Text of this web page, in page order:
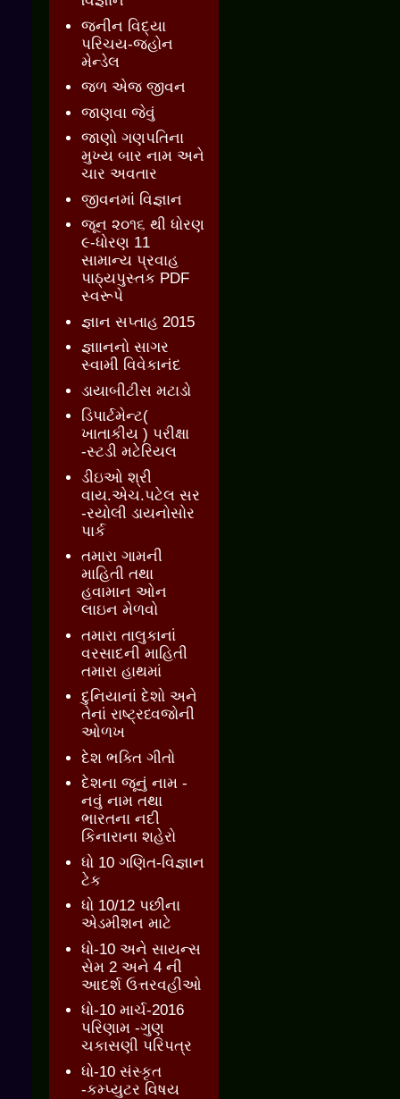
જનીન વિદ્યા
પરિચય-જ્હોન
મેન્ડેલ
જળ એજ જીવન
જાણવા જેવું
જાણો ગણપતિના
મુખ્ય બાર નામ અને
ચાર અવતાર
જીવનમાં વિજ્ઞાન
જૂન ૨૦૧૬ થી ધોરણ
૯-ધોરણ 11
સામાન્ય પ્રવાહ
પાઠ્યપુસ્તક PDF
સ્વરૂપે
જ્ઞાન સપ્તાહ 2015
જ્ઞાાનનો સાગર
સ્વામી વિવેકાનંદ
ડાયાબીટીસ મટાડો
ડિપાર્ટમેન્ટ(
ખાતાકીય ) પરીક્ષા
-સ્ટડી મટેરિયલ
ડીઇઓ શ્રી
વાય.એચ.પટેલ સર
-રયોલી ડાયનોસોર
પાર્ક
તમારા ગામની
માહિતી તથા
હવામાન ઓન
લાઇન મેળવો
તમારા તાલુકાનાં
વરસાદની માહિતી
તમારા હાથમાં
દુનિયાનાં દેશો અને
તેનાં રાષ્ટ્રધ્વજોની
ઓળખ
દેશ ભક્તિ ગીતો
દેશના જૂનું નામ -
નવું નામ તથા
ભારતના નદી
કિનારાના શહેરો
ધો 10 ગણિત-વિજ્ઞાન
ટેક
ધો 10/12 પછીના
એડમીશન માટે
ધો-10 અને સાયન્સ
સેમ 2 અને 4 ની
આદર્શ ઉત્તરવહીઓ
ધો-10 માર્ચ-2016
પરિણામ -ગુણ
ચકાસણી પરિપત્ર
ધો-10 સંસ્કૃત
-કમ્પ્યુટર વિષય